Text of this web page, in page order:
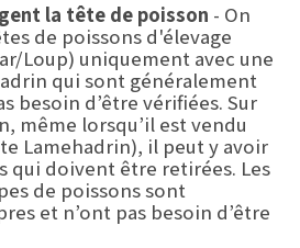
la tête de poisson - On
de poissons d'élevage
Loup) uniquement avec une
qui sont généralement
besoin d’être vérifiées. Sur
même lorsqu’il est vendu
Lamehadrin), il peut y avoir
qui doivent être retirées. Les
de poissons sont
et n’ont pas besoin d’être